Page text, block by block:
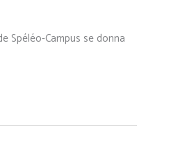
Spéléo-Campus se donna